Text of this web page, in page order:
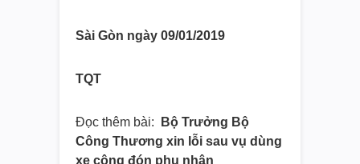
Sài Gòn ngày 09/01/2019
TQT
Đọc thêm bài:
Bộ Trưởng Bộ
Công Thương xin lỗi sau vụ dùng
xe công đón phu nhân